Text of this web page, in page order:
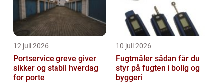
12 juli 2026
Portservice greve giver
sikker og stabil hverdag
for porte
10 juli 2026
Fugtmåler sådan får du
styr på fugten i bolig og
byggeri